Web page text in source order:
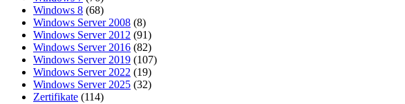
Windows 8 (68)
Windows Server 2008 (8)
Windows Server 2012 (91)
Windows Server 2016 (82)
Windows Server 2019 (107)
Windows Server 2022 (19)
Windows Server 2025 (32)
Zertifikate (114)